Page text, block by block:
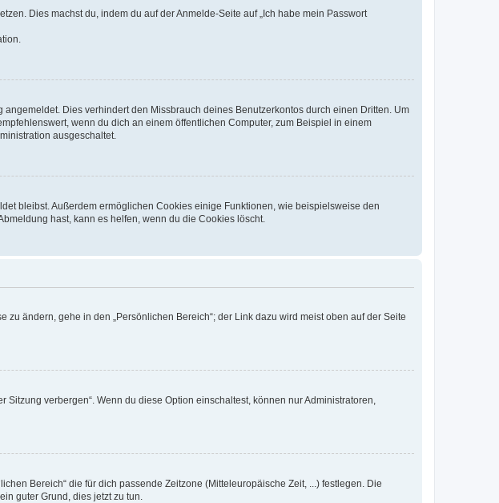
Dies machst du, indem du auf der Anmelde-Seite auf „Ich habe mein Passwort
Dies verhindert den Missbrauch deines Benutzerkontos durch einen Dritten. Um
wenn du dich an einem öffentlichen Computer, zum Beispiel in einem
ausgeschaltet.
bleibst. Außerdem ermöglichen Cookies einige Funktionen, wie beispielsweise den
hast, kann es helfen, wenn du die Cookies löscht.
ändern, gehe in den „Persönlichen Bereich“; der Link dazu wird meist oben auf der Seite
verbergen“. Wenn du diese Option einschaltest, können nur Administratoren,
Bereich“ die für dich passende Zeitzone (Mitteleuropäische Zeit, ...) festlegen. Die
guter Grund, dies jetzt zu tun.